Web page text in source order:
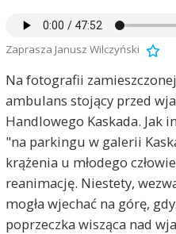
Zaprasza Janusz Wilczyński
Na fotografii
ambulans stojący przed
Handlowego Kaskada. Jak
"na parkingu w galerii
krążenia u młodego
reanimację. Niestety,
mogła wjechać na górę,
poprzeczka wisząca nad